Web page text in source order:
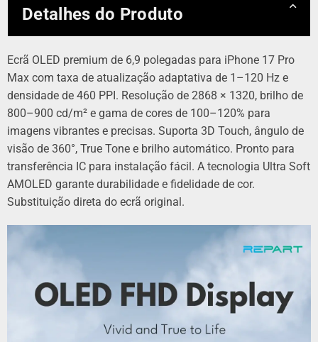
Detalhes do Produto
Ecrã OLED premium de 6,9 polegadas para iPhone 17 Pro
Max com taxa de atualização adaptativa de 1–120 Hz e
densidade de 460 PPI. Resolução de 2868 × 1320, brilho de
800–900 cd/m² e gama de cores de 100–120% para
imagens vibrantes e precisas. Suporta 3D Touch, ângulo de
visão de 360°, True Tone e brilho automático. Pronto para
transferência IC para instalação fácil. A tecnologia Ultra Soft
AMOLED garante durabilidade e fidelidade de cor.
Substituição direta do ecrã original.